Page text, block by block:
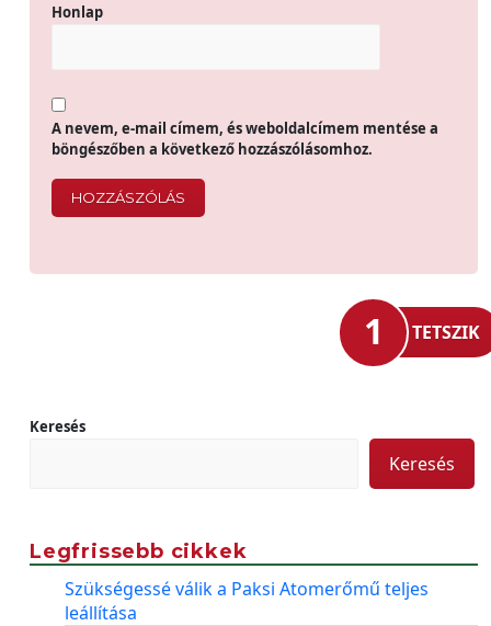
Honlap
A nevem, e-mail címem, és weboldalcímem mentése a
böngészőben a következő hozzászólásomhoz.
1 TETSZIK
Keresés
Keresés
Legfrissebb cikkek
Szükségessé válik a Paksi Atomerőmű teljes
leállítása